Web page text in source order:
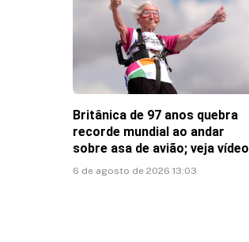
Britânica de 97 anos quebra
recorde mundial ao andar
sobre asa de avião; veja vídeo
6 de agosto de 2026 13:03